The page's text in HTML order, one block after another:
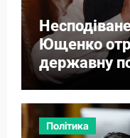
Ющенко
державну
Політика